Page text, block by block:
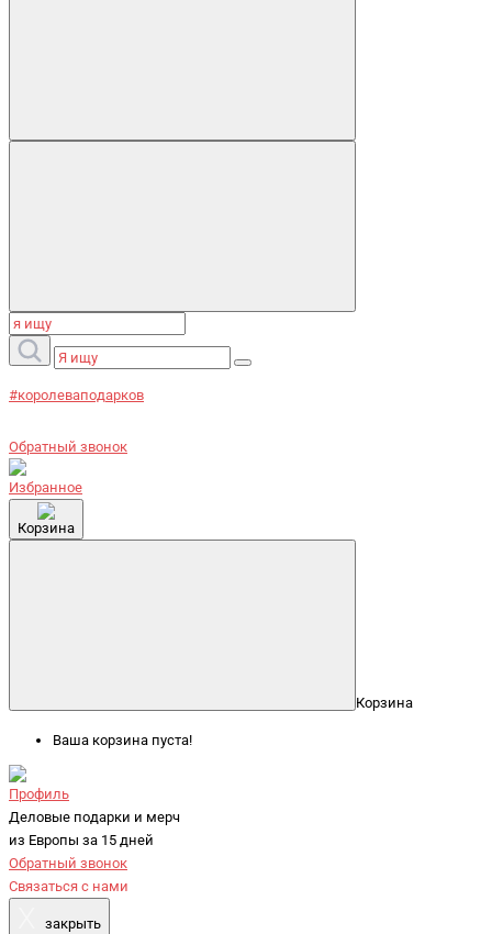
#королеваподарков
Обратный звонок
Избранное
Корзина
Корзина
Ваша корзина пуста!
Профиль
Деловые подарки и мерч
из Европы за 15 дней
Обратный звонок
Связаться с нами
закрыть